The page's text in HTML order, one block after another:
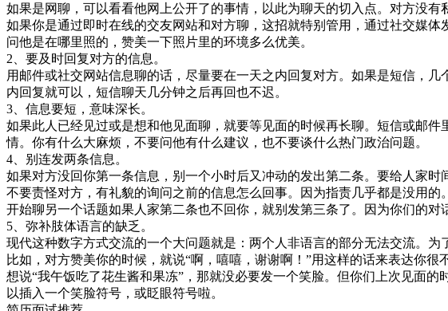
如果是网聊，可以看看他网上公开了的事情，以此为聊天的切入点。对方没
如果你是通过即时在线的交友网站和对方聊，这招就特别管用，通过社交媒
问他是在哪里照的，赞美一下照片里的环境多么优美。
2、要及时回复对方的信息。
用邮件或社交网站信息聊的话，尽量要在一天之内回复对方。如果是短信，
内回复就可以，短信聊天几分钟之后再回也不迟。
3、信息要短，意味深长。
如果此人已经见过或是想和他见面聊，就要等见面的时候再长聊。短信或邮
情。你有什么大麻烦，不要问他有什么建议，也不要谈什么热门政治问题。
4、别连发两条信息。
如果对方没回你第一条信息，别一个小时后又冲动的发出第二条。要给人家
不要责怪对方，有礼貌的询问之前的信息怎么回事。因为指责几乎都是没用
开始聊另一个话题如果人家第二条也不回你，就别发第三条了。因为你们的对
5、弥补肢体语言的缺乏。
现代这种数字方式交流的一个大问题就是：两个人非语言的部分无法交流。
比如，对方赞美你的时候，就说“啊，嘻嘻，谢谢啊！”用这样的话来表达你
想说“我午饭吃了花生酱和果冻”，那就没必要发一个笑脸。但你们上次见面
以插入一个笑脸符号，或眨眼符号啦。